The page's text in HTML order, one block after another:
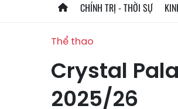
CHÍNH TRỊ - THỜI SỰ
Thể thao
Crystal
2025/26